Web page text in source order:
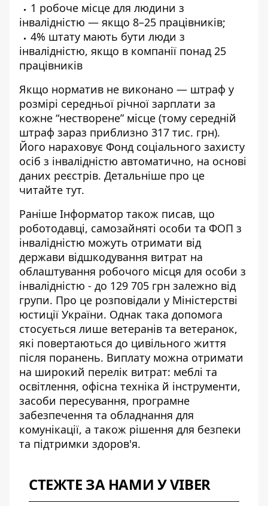
1 робоче місце для людини з
інвалідністю — якщо 8–25 працівників;
4% штату мають бути люди з
інвалідністю, якщо в компанії понад 25
працівників
Якщо норматив не виконано — штраф у
розмірі середньої річної зарплати за
кожне “нестворене” місце (тому середній
штраф зараз приблизно 317 тис. грн).
Його нараховує Фонд соціального захисту
осіб з інвалідністю автоматично, на основі
даних реєстрів. Детальніше про це
читайте тут.
Раніше Інформатор також писав, що
роботодавці, самозайняті особи та ФОП з
інвалідністю можуть отримати від
держави відшкодування витрат на
облаштування робочого місця для особи з
інвалідністю - до 129 705 грн залежно від
групи. Про це розповідали у Міністерстві
юстиції України. Однак така допомога
стосується лише ветеранів та ветеранок,
які повертаються до цивільного життя
після поранень. Виплату можна отримати
на широкий перелік витрат: меблі та
освітлення, офісна техніка й інструменти,
засоби пересування, програмне
забезпечення та обладнання для
комунікації, а також рішення для безпеки
та підтримки здоров'я.
СТЕЖТЕ ЗА НАМИ У VIBER